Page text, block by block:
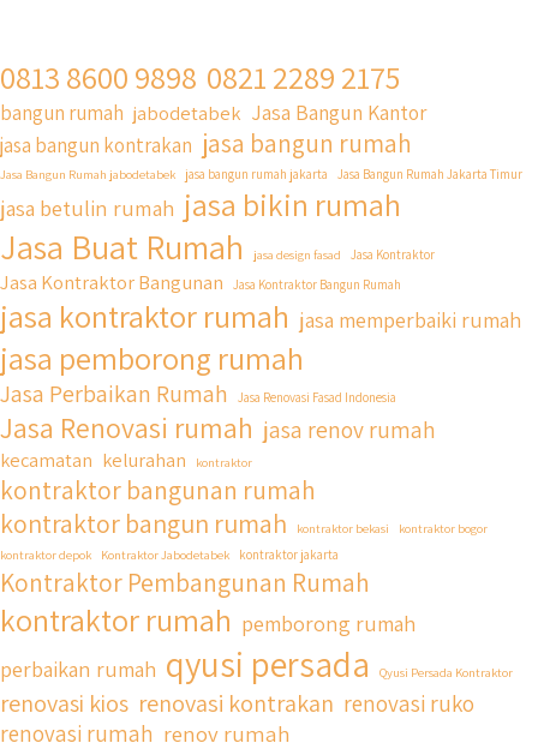
0813 8600 9898 0821 2289 2175
bangun rumah jabodetabek Jasa Bangun Kantor
jasa bangun kontrakan jasa bangun rumah
Jasa Bangun Rumah jabodetabek jasa bangun rumah jakarta Jasa Bangun Rumah Jakarta Timur
jasa betulin rumah jasa bikin rumah
Jasa Buat Rumah jasa design fasad Jasa Kontraktor
Jasa Kontraktor Bangunan Jasa Kontraktor Bangun Rumah
jasa kontraktor rumah jasa memperbaiki rumah
jasa pemborong rumah
Jasa Perbaikan Rumah Jasa Renovasi Fasad Indonesia
Jasa Renovasi rumah jasa renov rumah
kecamatan kelurahan kontraktor
kontraktor bangunan rumah
kontraktor bangun rumah
kontraktor bekasi
kontraktor bogor
kontraktor depok
Kontraktor Jabodetabek kontraktor jakarta
Kontraktor Pembangunan Rumah
kontraktor rumah pemborong rumah
perbaikan rumah qyusi persada Qyusi Persada Kontraktor
renovasi kios renovasi kontrakan renovasi ruko
renovasi rumah renov rumah